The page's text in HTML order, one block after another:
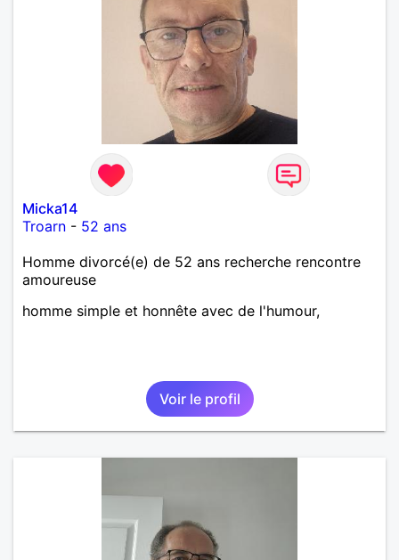
Micka14
Troarn - 52 ans
Homme divorcé(e) de 52 ans recherche rencontre
amoureuse
homme simple et honnête avec de l'humour,
Voir le profil